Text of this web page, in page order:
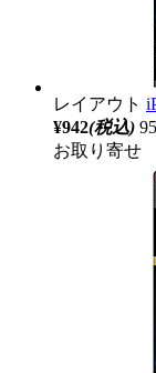
レイアウト
¥942(税込)
お取り寄せ